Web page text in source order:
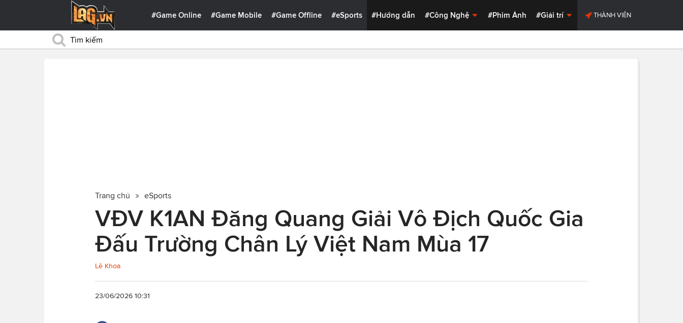
#Game Online #Game Mobile #Game Offline #eSports #Hướng dẫn #Công Nghệ #Phim Ảnh #Giải trí THÀNH VIÊN
Trang chủ eSports
VĐV K1AN Đăng Quang Giải Vô Địch Quốc Gia
Đấu Trường Chân Lý Việt Nam Mùa 17
Lê Khoa
23/06/2026 10:31